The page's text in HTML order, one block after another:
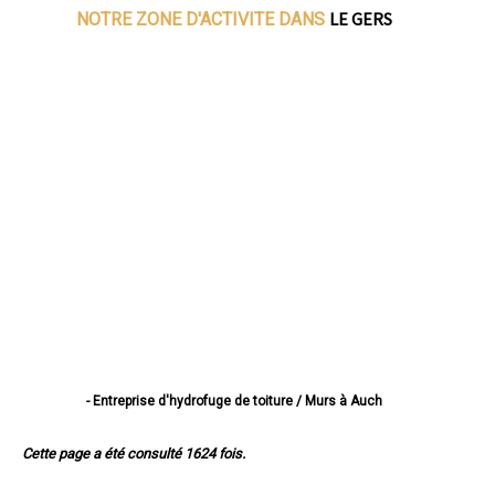
NOTRE ZONE D'ACTIVITE DANS LE GERS
- Entreprise d'hydrofuge de toiture / Murs à Auch
- Entreprise d'hydrofuge de toiture / Murs à Fleurance
Cette page a été consulté 1624 fois.